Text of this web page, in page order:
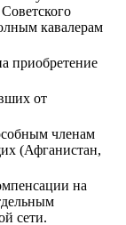
кавалерам
приобретение
от
членам
(Афганистан,
на
сети.